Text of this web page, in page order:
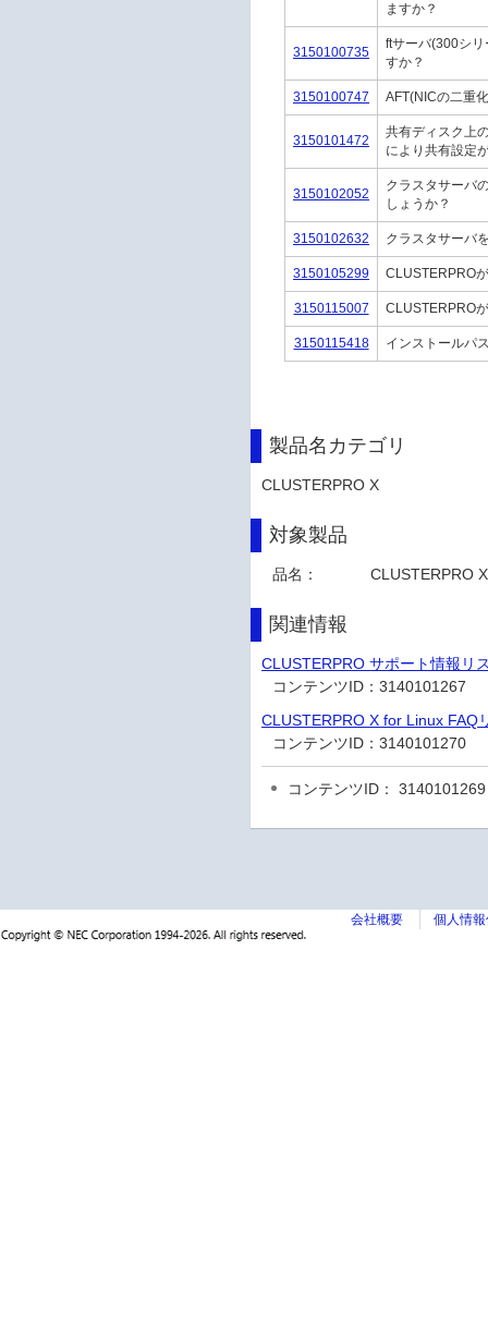
ますか？
3150100735
ftサーバ(300シ
すか？
3150100747 AFT(NICの二重
3150101472
共有ディスク上
により共有設定
3150102052
クラスタサーバ
しょうか？
3150102632 クラスタサーバ
3150105299 CLUSTERPRO
3150115007 CLUSTERPRO
3150115418 インストールパ
製品名カテゴリ
CLUSTERPRO X
対象製品
品名： CLUSTERPRO
関連情報
CLUSTERPRO サポート情報リ
コンテンツID：3140101267
CLUSTERPRO X for Linux FAQ
コンテンツID：3140101270
コンテンツID： 3140101269
会社概要 個人情